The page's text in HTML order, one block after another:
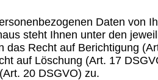
Daten von
steht Ihnen unter den
Recht auf Berichtigung
auf Löschung (Art. 17
20 DSGVO) zu.